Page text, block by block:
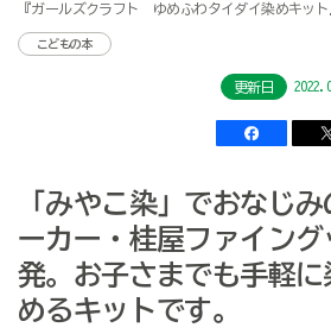
『ガールズクラフト ゆめふわタイダイ染めキット
こどもの本
更新日
「みやこ染」でおなじ
ーカー・桂屋ファイング
発。お子さまでも手軽に
めるキットです。